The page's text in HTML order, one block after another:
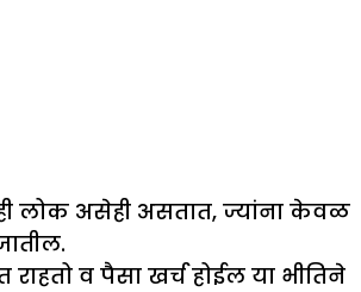
लोक असेही असतात, ज्यांना केवळ
व पैसा खर्च होईल या भीतिने